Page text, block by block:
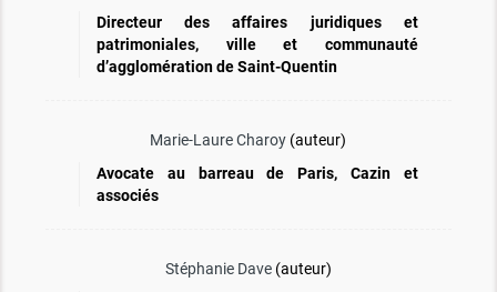
Directeur des affaires juridiques et
patrimoniales, ville et communauté
d’agglomération de Saint-Quentin
Marie-Laure Charoy (auteur)
Avocate au barreau de Paris, Cazin et
associés
Stéphanie Dave(auteur)